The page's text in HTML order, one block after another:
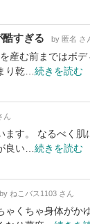
すぎる by 匿名 さ
産む前まではボ
り乾… 続きを読む
ん
ます。 なるべく肌
良い… 続きを読む
by ねこバス1103 さん
ゃくちゃ身体がか